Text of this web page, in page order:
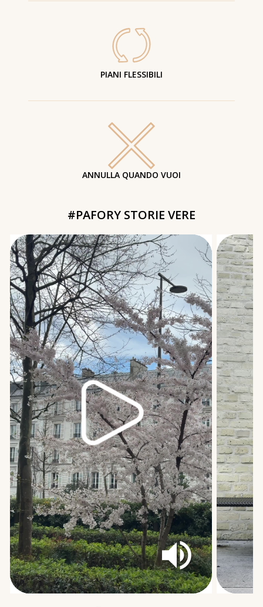
PIANI FLESSIBILI
ANNULLA QUANDO VUOI
#PAFORY STORIE VERE